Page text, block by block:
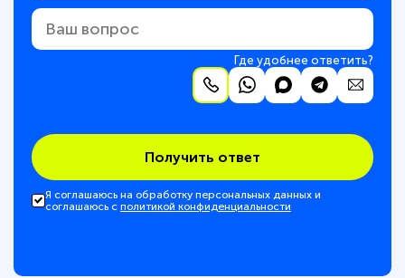
Где удобнее ответить?
Получить ответ
Я соглашаюсь на обработку персональных данных и
соглашаюсь с политикой конфиденциальности